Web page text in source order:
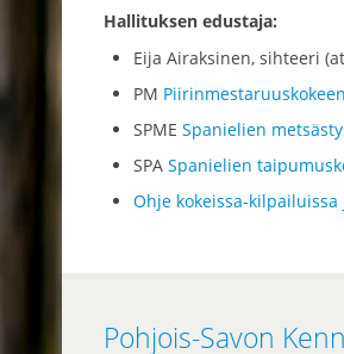
Hallituksen edustaja:
Eija Airaksinen, sihteeri
PM
SPME Spanielien
SPA Spanielien
Ohje kokeissa-
Pohjois-Savon